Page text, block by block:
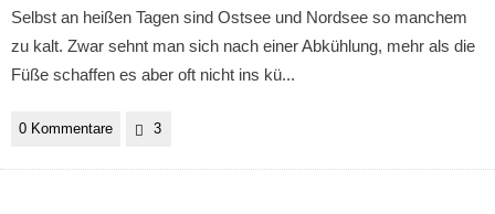
Selbst an heißen Tagen sind Ostsee und Nordsee so manchem
zu kalt. Zwar sehnt man sich nach einer Abkühlung, mehr als die
Füße schaffen es aber oft nicht ins kü...
0 Kommentare 3